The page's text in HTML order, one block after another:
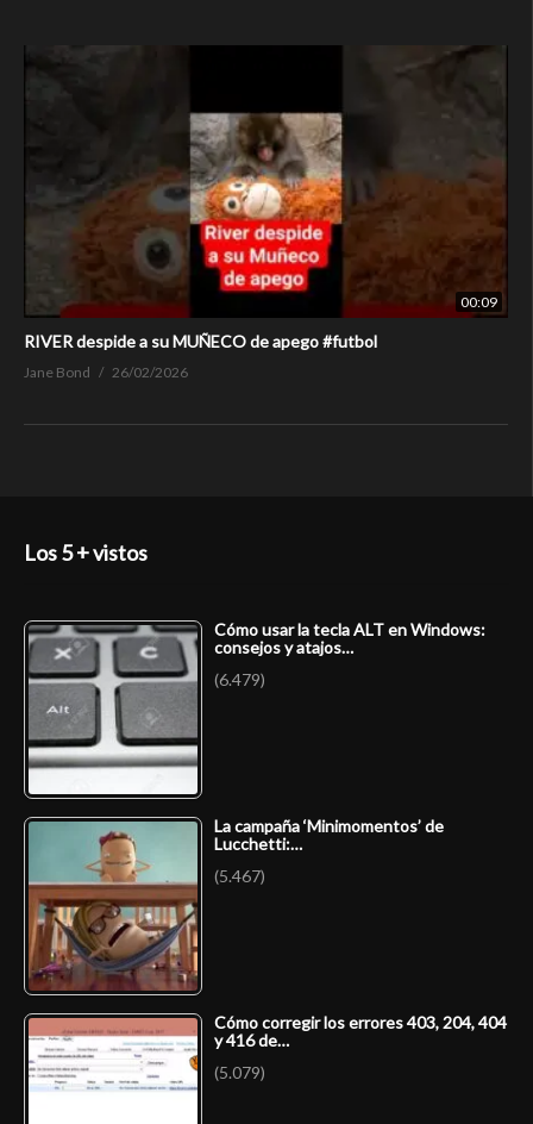
00:09
RIVER despide a su MUÑECO de apego #futbol
Jane Bond 26/02/2026
Los 5 + vistos
Cómo usar la tecla ALT en Windows:
consejos y atajos…
(6.479)
La campaña ‘Minimomentos’ de
Lucchetti:…
(5.467)
Cómo corregir los errores 403, 204, 404
y 416 de…
(5.079)